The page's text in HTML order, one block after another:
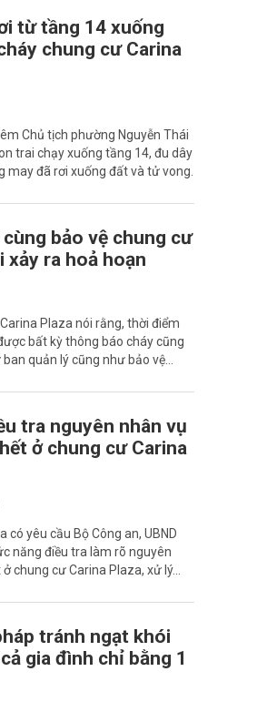
từ tầng 14 xuống
chung cư Carina
Chủ tịch phường Nguyễn Thái
trai chạy xuống tầng 14, đu dây
đã rơi xuống đất và tử vong.
bảo vệ chung cư
xảy ra hoả hoạn
Plaza nói rằng, thời điểm
bất kỳ thông báo cháy cũng
quản lý cũng như bảo vệ...
tra nguyên nhân vụ
ở chung cư Carina
yêu cầu Bộ Công an, UBND
năng điều tra làm rõ nguyên
chung cư Carina Plaza, xử lý...
tránh ngạt khói
gia đình chỉ bằng 1